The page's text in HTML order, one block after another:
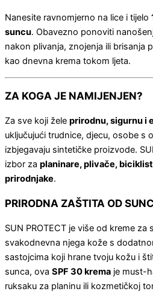
Nanesite ravnomjerno na lice i tijelo
suncu. Obavezno ponoviti
nakon plivanja, znojenja ili brisanja
kao dnevna krema tokom ljeta.
ZA KOGA JE NAMIJENJEN?
Za sve koji žele prirodnu, sigurnu i
uključujući trudnice, djecu, osobe s
izbjegavaju sintetičke proizvode.
izbor za planinare, plivače,
prirodnjake.
PRIRODNA ZAŠTITA OD
SUN PROTECT je više od kreme za
svakodnevna njega kože s
sastojcima koji hrane tvoju kožu i
sunca, ova SPF 30 krema je must-
ruksaku za planinu ili kozmetičkoj